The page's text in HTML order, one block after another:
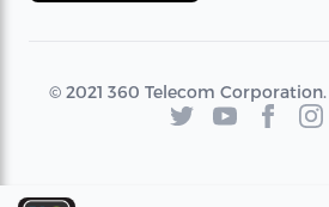
© 2021 360 Telecom